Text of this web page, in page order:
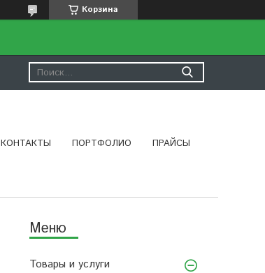
Корзина
КОНТАКТЫ ПОРТФОЛИО ПРАЙСЫ
Товары и услуги